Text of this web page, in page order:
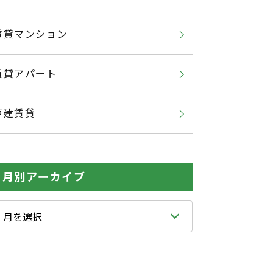
貸マンション
貸アパート
建賃貸
月別アーカイブ